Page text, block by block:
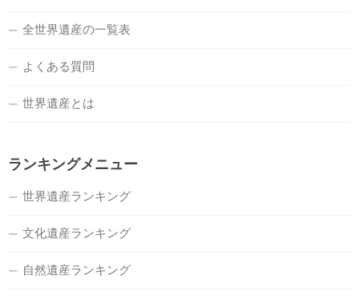
全世界遺産の一覧表
よくある質問
世界遺産とは
ランキングメニュー
世界遺産ランキング
文化遺産ランキング
自然遺産ランキング